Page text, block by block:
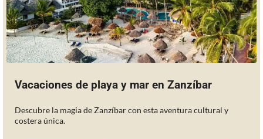
Vacaciones de playa y mar en Zanzíbar
Descubre la magia de Zanzíbar con esta aventura cultural y
costera única.